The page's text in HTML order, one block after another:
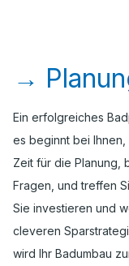
→
Ein erfolgreiches
es beginnt bei Ihnen,
Zeit für die Planung,
Fragen, und treffen
Sie investieren und
cleveren
wird Ihr Badumbau